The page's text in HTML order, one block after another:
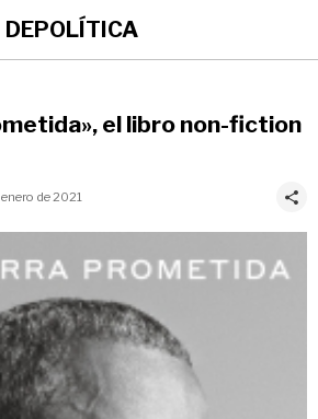
DEPOLÍTICA
el libro non-fiction
de 2021